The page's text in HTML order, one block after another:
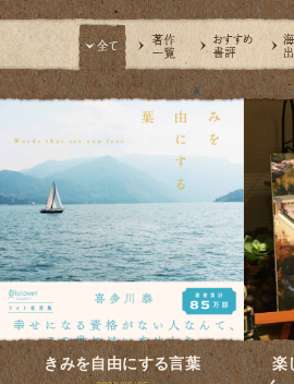
きみを自由にする言葉
楽